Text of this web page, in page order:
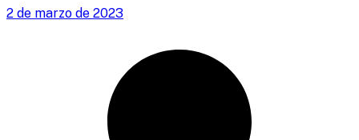
2 de marzo de 2023